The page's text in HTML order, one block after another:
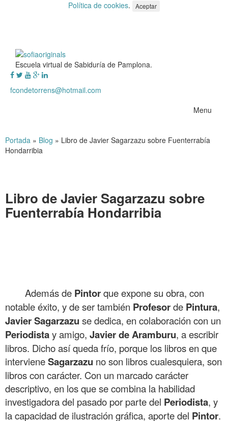
Política de cookies. Aceptar
Escuela virtual de Sabiduría de Pamplona.
fcondetorrens@hotmail.com
Menu
Portada » Blog » Libro de Javier Sagarzazu sobre Fuenterrabía
Hondarribia
Libro de Javier Sagarzazu sobre
Fuenterrabía Hondarribia
Además de Pintorque expone su obra, con
notable éxito, y de ser también Profesorde Pintura,
JavierSagarzazu se dedica, en colaboración con un
Periodistay amigo, Javierde Aramburu, a escribir
libros. Dicho así queda frío, porque los libros en que
intervieneSagarzazu no son libros cualesquiera, son
libros con carácter. Con un marcado carácter
descriptivo, en los que se combina la habilidad
investigadora del pasado por parte del Periodista, y
la capacidad de ilustración gráfica, aporte del Pintor.